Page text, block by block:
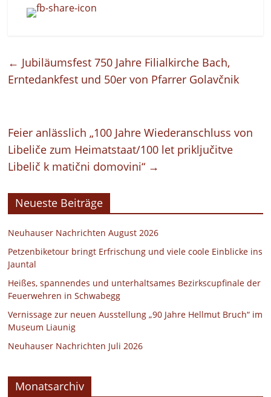
← Jubiläumsfest 750 Jahre Filialkirche Bach,
Erntedankfest und 50er von Pfarrer Golavčnik
Feier anlässlich „100 Jahre Wiederanschluss von
Libeliče zum Heimatstaat/100 let priključitve
Libelič k matični domovini“ →
Neueste Beiträge
Neuhauser Nachrichten August 2026
Petzenbiketour bringt Erfrischung und viele coole Einblicke ins
Jauntal
Heißes, spannendes und unterhaltsames Bezirkscupfinale der
Feuerwehren in Schwabegg
Vernissage zur neuen Ausstellung „90 Jahre Hellmut Bruch“ im
Museum Liaunig
Neuhauser Nachrichten Juli 2026
Monatsarchiv